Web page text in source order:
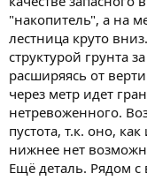
"накопитель", а на
лестница круто
структурой грунта
расширяясь от
через метр идет
нетревоженного.
пустота, т.к. оно,
нижнее нет
Ещё деталь. Рядом